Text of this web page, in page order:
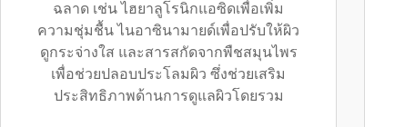
ฉลาด เช่น ไฮยาลูโรนิกแอซิดเพื่อเพิ่ม
ความชุ่มชื้น ไนอาซินามายด์เพื่อปรับให้ผิว
ดูกระจ่างใส และสารสกัดจากพืชสมุนไพร
เพื่อช่วยปลอบประโลมผิว ซึ่งช่วยเสริม
ประสิทธิภาพด้านการดูแลผิวโดยรวม